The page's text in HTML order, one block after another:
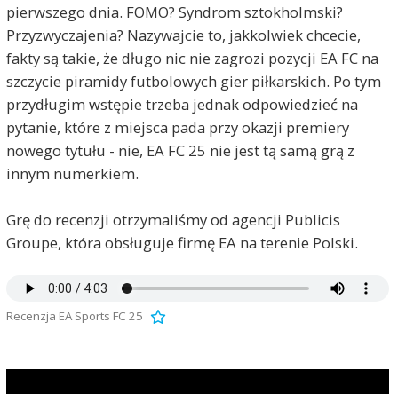
pierwszego dnia. FOMO? Syndrom sztokholmski?
Przyzwyczajenia? Nazywajcie to, jakkolwiek chcecie,
fakty są takie, że długo nic nie zagrozi pozycji EA FC na
szczycie piramidy futbolowych gier piłkarskich. Po tym
przydługim wstępie trzeba jednak odpowiedzieć na
pytanie, które z miejsca pada przy okazji premiery
nowego tytułu - nie, EA FC 25 nie jest tą samą grą z
innym numerkiem.
Grę do recenzji otrzymaliśmy od agencji Publicis
Groupe, która obsługuje firmę EA na terenie Polski.
Recenzja EA Sports FC 25